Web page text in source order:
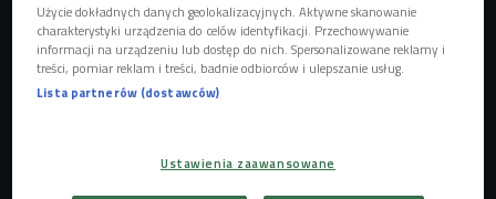
wydatkiem, z którym musimy się liczyć, jest karma.
POSŁUCHAJ
Użycie dokładnych danych geolokalizacyjnych. Aktywne skanowanie
charakterystyki urządzenia do celów identyfikacji. Przechowywanie
informacji na urządzeniu lub dostęp do nich. Spersonalizowane reklamy i
treści, pomiar reklam i treści, badnie odbiorców i ulepszanie usług.
Lista partnerów (dostawców)
Ustawienia zaawansowane